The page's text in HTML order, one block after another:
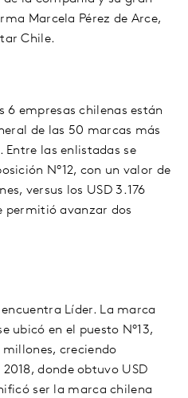
Marcela Pérez de Arce,
Chile.
6 empresas chilenas están
de las 50 marcas más
las enlistadas se
N°12, con un valor de
, versus los USD 3.176
permitió avanzar dos
Líder. La marca
ubicó en el puesto N°13,
millones, creciendo
2018, donde obtuvo USD
ser la marca chilena